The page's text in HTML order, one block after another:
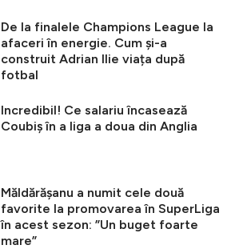
De la finalele Champions League la
afaceri în energie. Cum și-a
construit Adrian Ilie viața după
fotbal
Incredibil! Ce salariu încasează
Coubiș în a liga a doua din Anglia
Măldărășanu a numit cele două
favorite la promovarea în SuperLiga
în acest sezon: ”Un buget foarte
mare”